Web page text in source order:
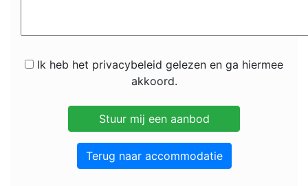
Ik heb het privacybeleid gelezen en ga hiermee
akkoord.
Terug naar accommodatie